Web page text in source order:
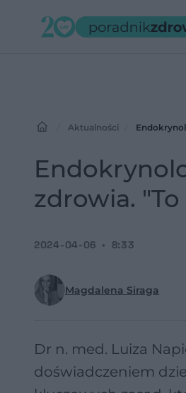
Aktualności
zdrowia. "To
Magdalena Siraga
2024-04-06 8:33
Dr n. med. Luiza
doświadczeniem